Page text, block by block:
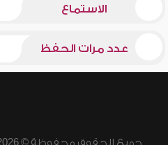
الاستماع
عدد مرات الحفظ
جميع الحقوق محفوظة © 2026 - 1998 لشبكة إسلام ويب